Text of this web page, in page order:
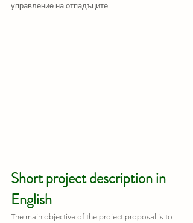
управление на отпадъците.
Short project description in
English
The main objective of the project proposal is to